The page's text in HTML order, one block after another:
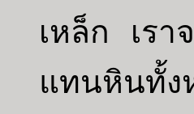
เหล็ก เร
แทนหินทั้